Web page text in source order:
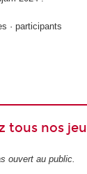
· participants
tous nos
ouvert au public.